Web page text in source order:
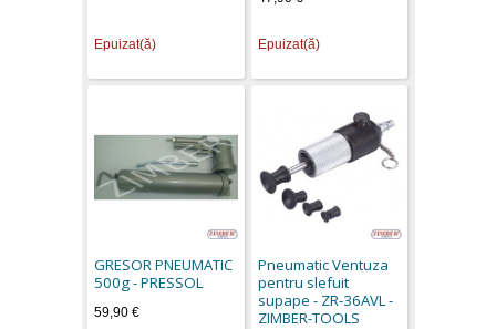
Epuizat(ă) Epuizat(ă)
GRESOR PNEUMATIC
500g - PRESSOL
59,90 €
Pneumatic Ventuza
pentru slefuit
supape - ZR-36AVL -
ZIMBER-TOOLS